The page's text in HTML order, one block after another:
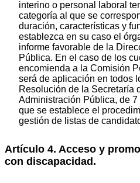
interino o personal laboral
categoría al que se
duración, características y
establezca en su caso el
informe favorable de la
Pública. En el caso de los
encomienda a la Comisión
será de aplicación en todos
Resolución de la Secretaría
Administración Pública, de
que se establece el
gestión de listas de
Artículo 4. Acceso y
con discapacidad.